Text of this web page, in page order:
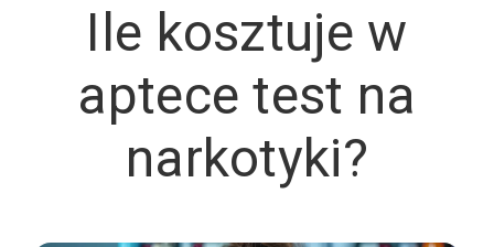
Ile kosztuje w
aptece test na
narkotyki?